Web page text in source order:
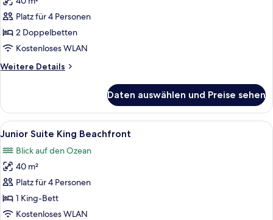
Junior
Suite
Double
Beachfront
Platz für 4 Personen
2 Doppelbetten
Kostenloses WLAN
Weitere Details
Weitere
Suite
Double
Beachfront
Daten auswählen und Preise sehen
Alle
Fotos
für
Junior
Suite
King
Beachfront
Ein modernes Hotelzimmer mit
3
Junior Suite King Beachfront
Blick auf den Ozean
40 m²
Platz für 4 Personen
1 King-Bett
Kostenloses WLAN